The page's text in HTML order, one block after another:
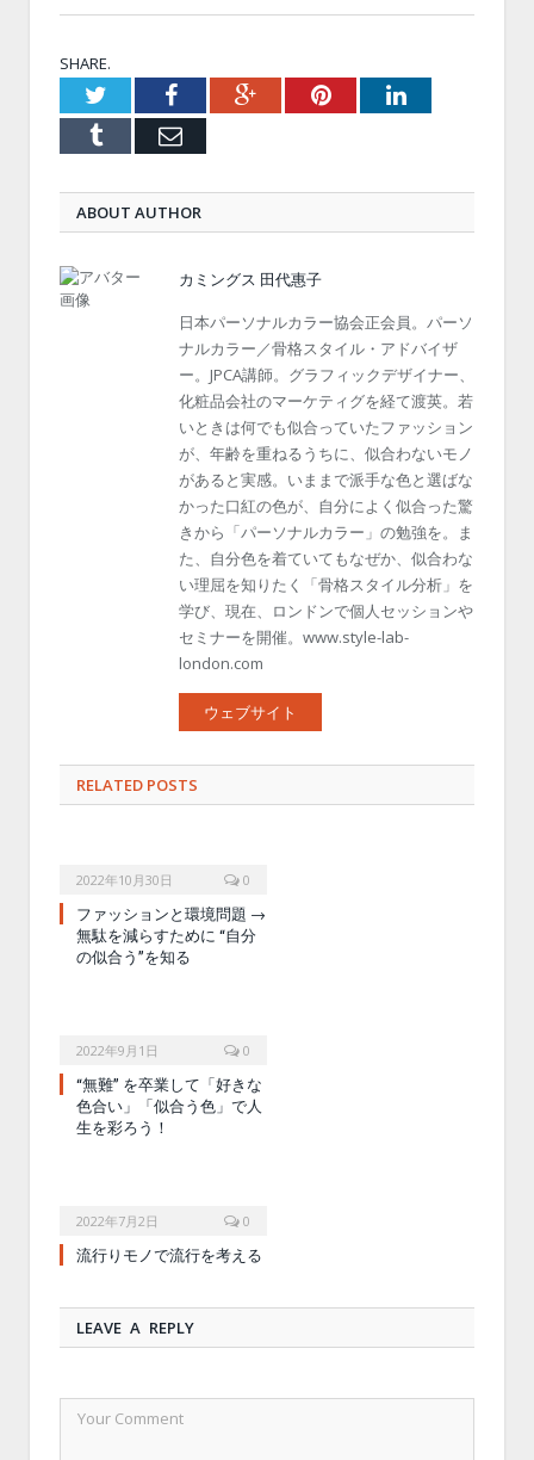
SHARE.
TwitterFacebookGoogle+PinterestLinkedIn
Tumblr Email
ABOUT AUTHOR
カミングス 田代惠子
日本パーソナルカラー協会正会員。パーソ
ナルカラー／骨格スタイル・アドバイザ
ー。JPCA講師。グラフィックデザイナー、
化粧品会社のマーケティグを経て渡英。若
いときは何でも似合っていたファッション
が、年齢を重ねるうちに、似合わないモノ
があると実感。いままで派手な色と選ばな
かった口紅の色が、自分によく似合った驚
きから「パーソナルカラー」の勉強を。ま
た、自分色を着ていてもなぜか、似合わな
い理屈を知りたく「骨格スタイル分析」を
学び、現在、ロンドンで個人セッションや
セミナーを開催。www.style-lab-
london.com
ウェブサイト
RELATED POSTS
2022年10月30日 0
ファッションと環境問題 →
無駄を減らすために “自分
の似合う”を知る
2022年9月1日 0
“無難” を卒業して「好きな
色合い」「似合う色」で人
生を彩ろう！
2022年7月2日 0
流行りモノで流行を考える
LEAVE A REPLY